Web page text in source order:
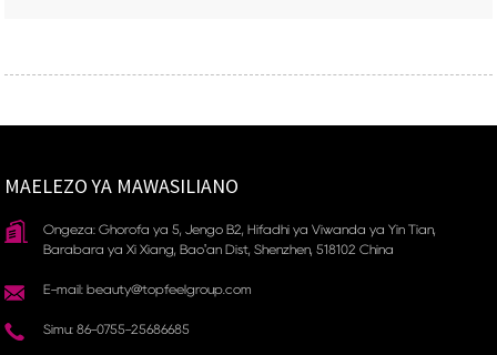
MAELEZO YA MAWASILIANO
Ongeza: Ghorofa ya 5, Jengo B2, Hifadhi ya Viwanda ya Yin Tian, ​​
Barabara ya Xi Xiang, Bao'an Dist, Shenzhen, 518102 China
E-mail: beauty@topfeelgroup.com
Simu: 86-0755-25686685